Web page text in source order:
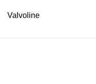
Valvoline